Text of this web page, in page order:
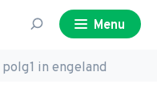
search Menu
polg1 in engeland